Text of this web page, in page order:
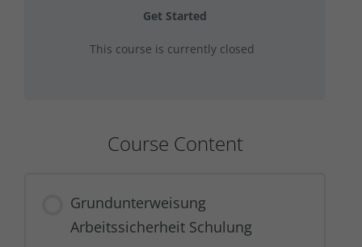
Get Started
This course is currently closed
Course Content
Grundunterweisung
Arbeitssicherheit Schulung